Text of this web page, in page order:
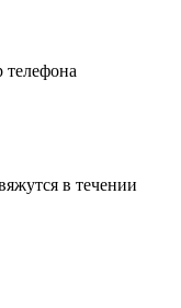
телефона
в течении